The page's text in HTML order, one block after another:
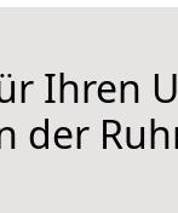
Ihren
der